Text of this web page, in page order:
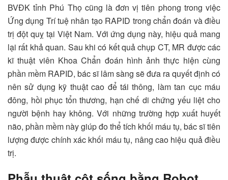
BVĐK tỉnh Phú Thọ cũng là đơn vị tiên phong trong việc
Ứng dụng Trí tuệ nhân tạo RAPID trong chẩn đoán và điều
trị đột quỵ tại Việt Nam. Với ứng dụng này, hiệu quả mang
lại rất khả quan. Sau khi có kết quả chụp CT, MR được các
kĩ thuật viên Khoa Chẩn đoán hình ảnh thực hiện cùng
phần mềm RAPID, bác sĩ lâm sàng sẽ đưa ra quyết định có
nên sử dụng kỹ thuật cao để tái thông, làm tan cục máu
đông, hồi phục tổn thương, hạn chế di chứng yếu liệt cho
người bệnh hay không. Với những trường hợp xuất huyết
não, phần mềm này giúp đo thể tích khối máu tụ, bác sĩ tiên
lượng được chính xác khối máu tụ, nâng cao hiệu quả điều
trị.